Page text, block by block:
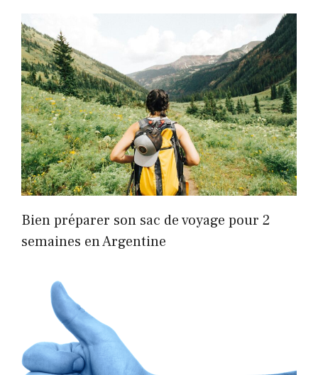
Bien préparer son sac de voyage pour 2
semaines en Argentine